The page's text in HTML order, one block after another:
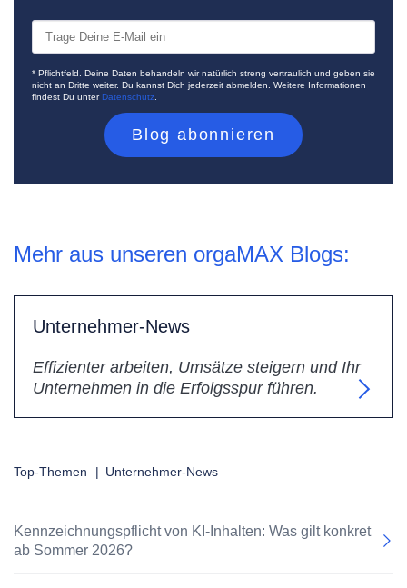
* Pflichtfeld. Deine Daten behandeln wir natürlich streng vertraulich und geben sie
nicht an Dritte weiter. Du kannst Dich jederzeit abmelden. Weitere Informationen
findest Du unterDatenschutz.
Mehr aus unseren orgaMAX Blogs:
Unternehmer-News
Effizienter arbeiten, Umsätze steigern und Ihr
Unternehmen in die Erfolgsspur führen.
Top-Themen | Unternehmer-News
Kennzeichnungspflicht von KI-Inhalten: Was gilt konkret
ab Sommer 2026?